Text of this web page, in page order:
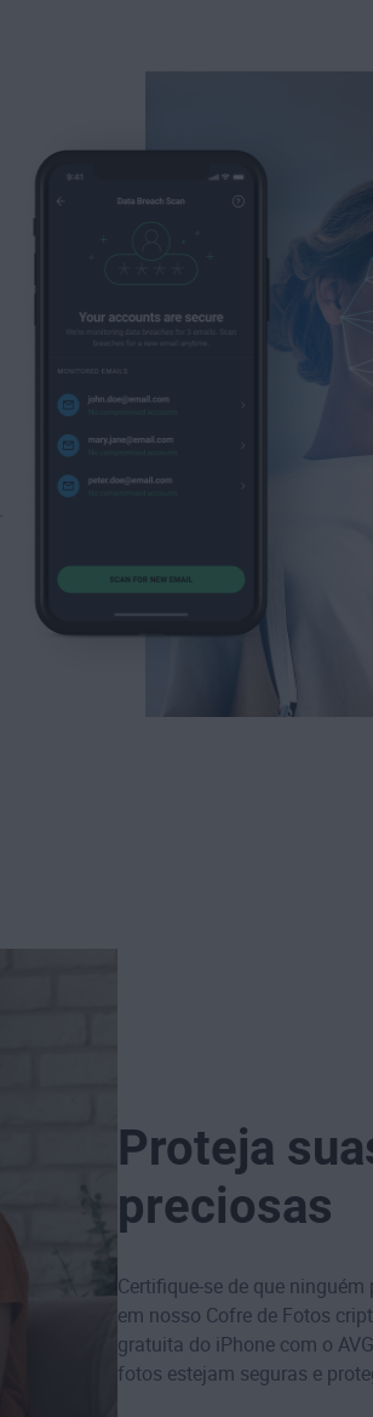
Proteja
preciosas
Certifique-se de que
em nosso Cofre de Fotos
gratuita do iPhone com o
fotos estejam seguras e